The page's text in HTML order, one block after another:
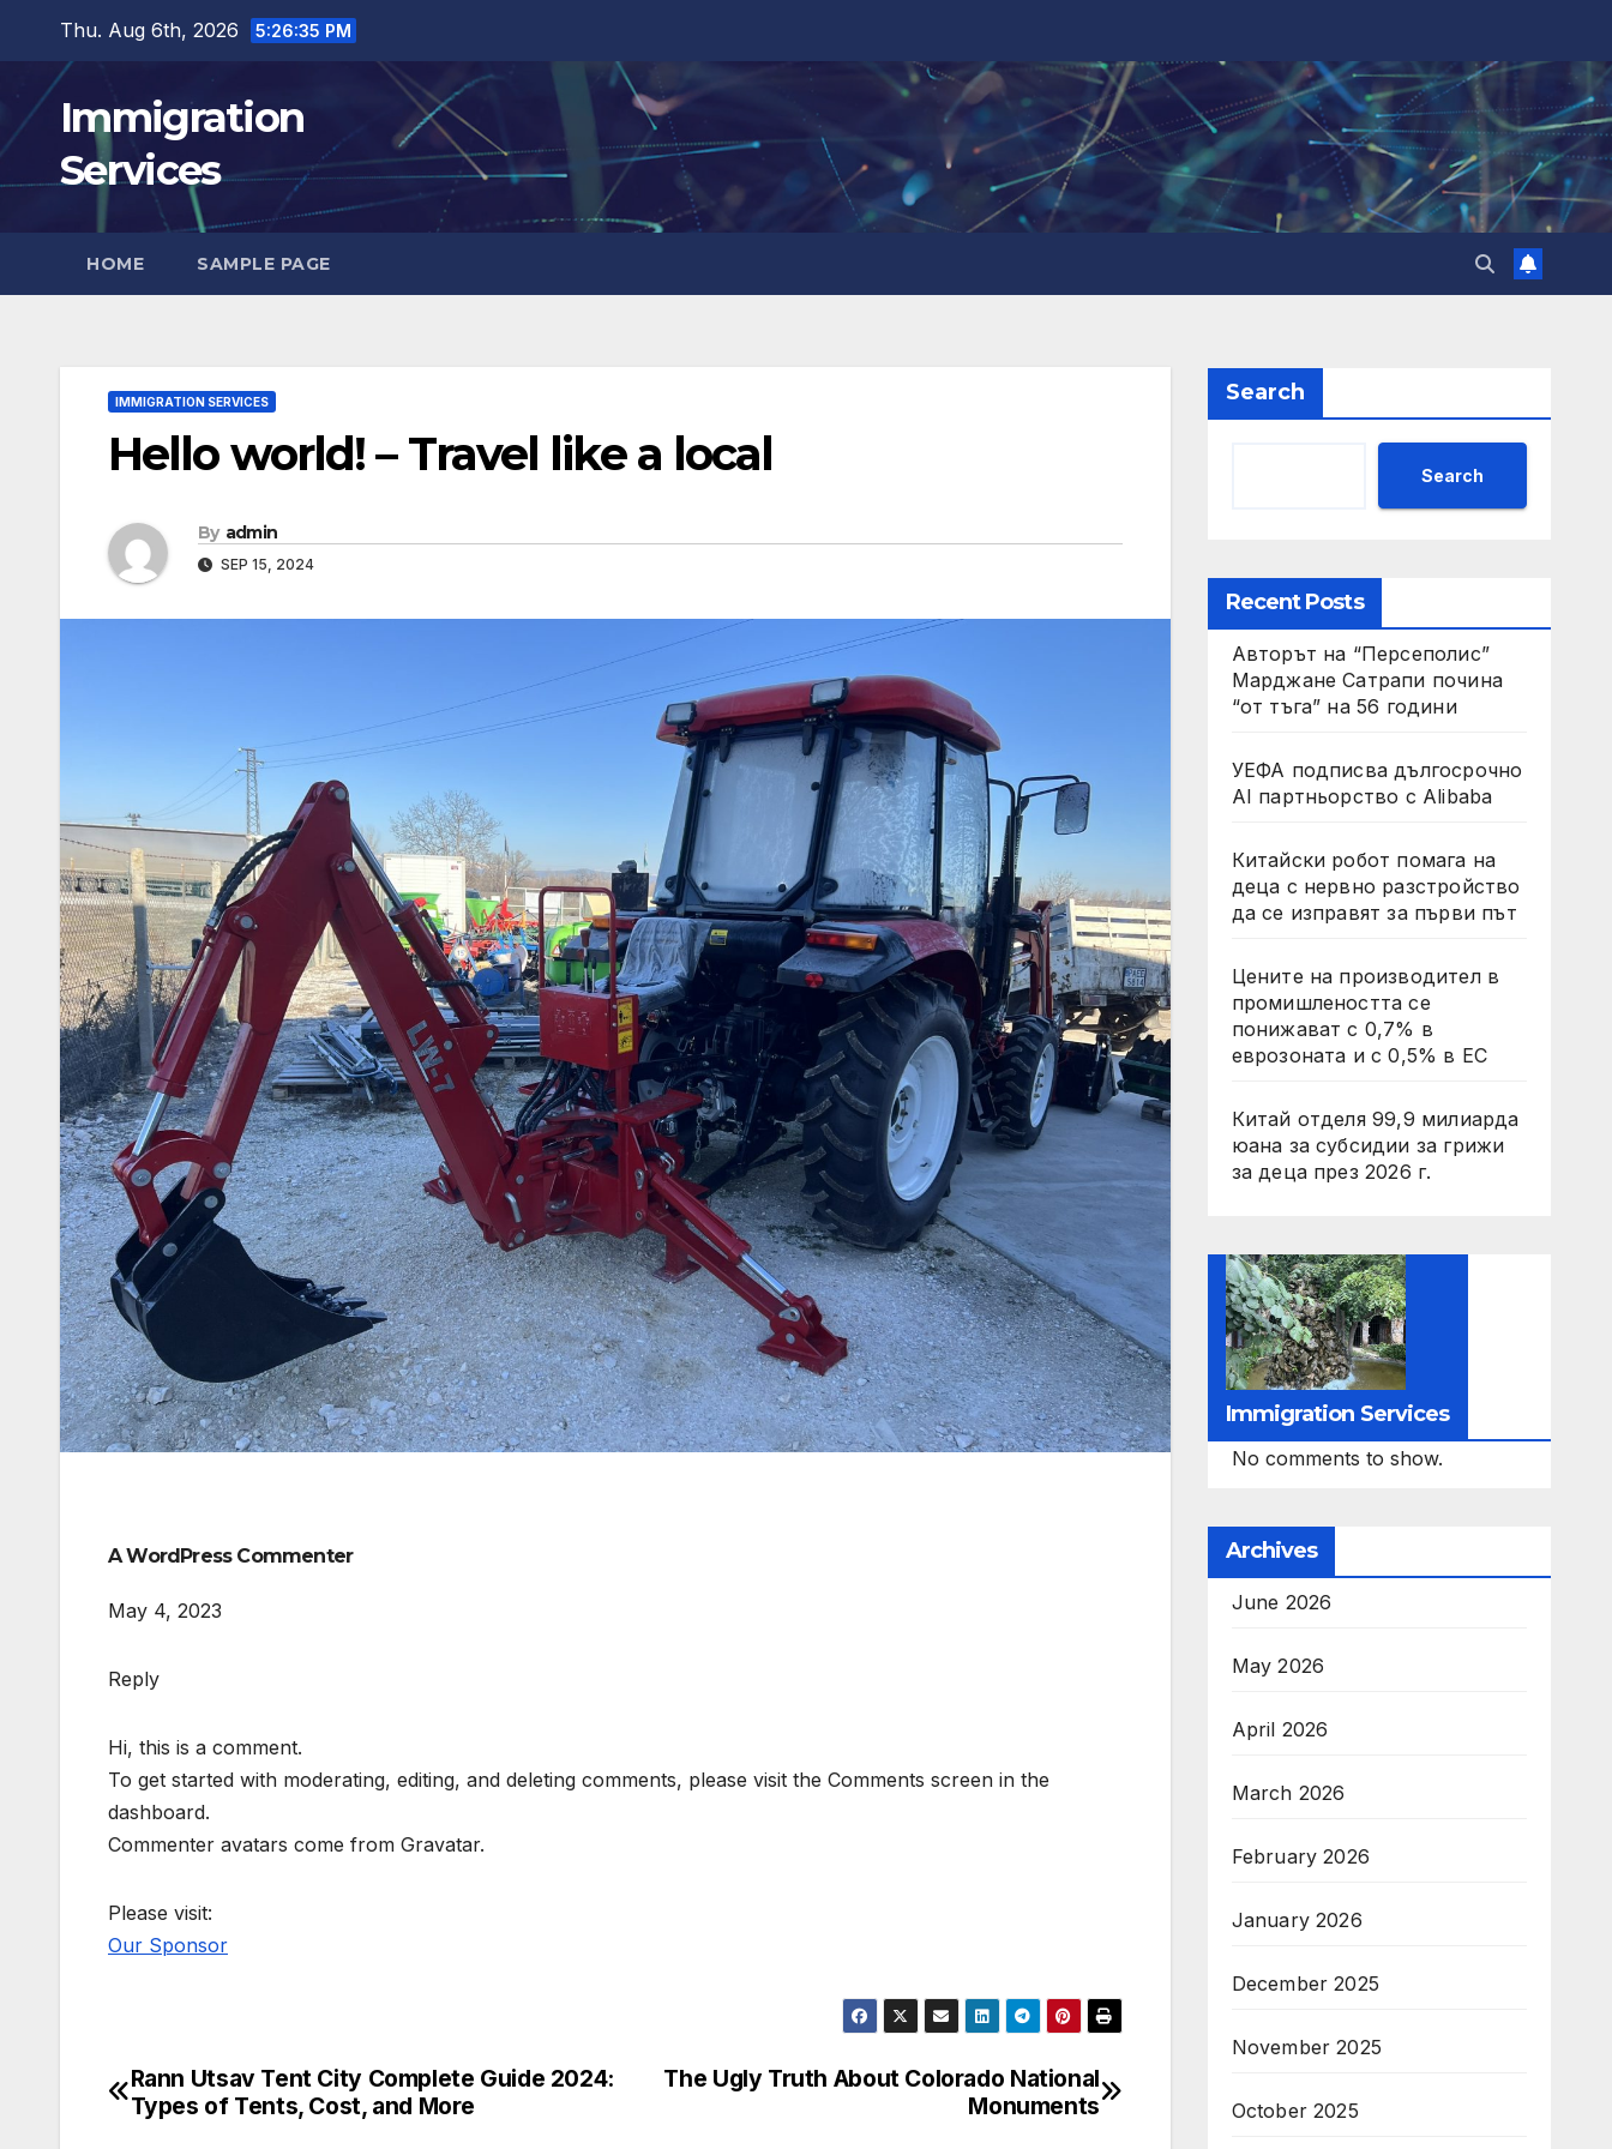
content
Thu. Aug 6th, 2026 5:26:36 PM
Immigration
Services
HOME SAMPLE PAGE
IMMIGRATION SERVICES
Hello world! – Travel like a local
By admin
SEP 15, 2024
A WordPress Commenter
May 4, 2023
Reply
Hi, this is a comment.
To get started with moderating, editing, and deleting comments, please visit the Comments screen in the
dashboard.
Commenter avatars come from Gravatar.
Please visit:
Our Sponsor
Post
The Ugly Truth About Colorado National
Monuments
Rann Utsav Tent City Complete Guide 2024:
Types of Tents, Cost, and More
Search
Search
Recent Posts
Авторът на “Персеполис”
Марджане Сатрапи почина
“от тъга” на 56 години
УЕФА подписва дългосрочно
AI партньорство с Alibaba
Китайски робот помага на
деца с нервно разстройство
да се изправят за първи път
Цените на производител в
промишлеността се
понижават с 0,7% в
еврозоната и с 0,5% в ЕС
Китай отделя 99,9 милиарда
юана за субсидии за грижи
за деца през 2026 г.
Immigration Services
No comments to show.
Archives
June 2026
May 2026
April 2026
March 2026
February 2026
January 2026
December 2025
November 2025
October 2025